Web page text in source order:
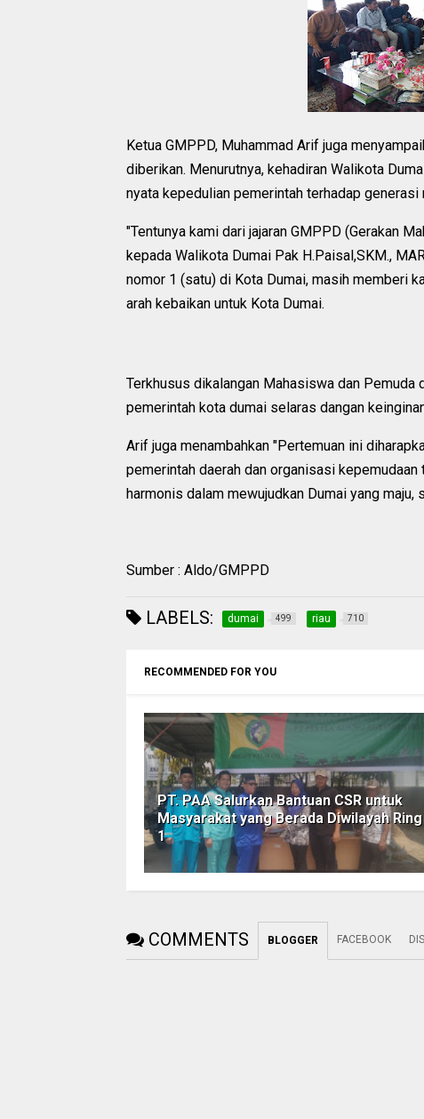
Ketua GMPPD, Muhammad Arif juga
diberikan. Menurutnya, kehadiran Walikota
nyata kepedulian pemerintah terhadap generasi
"Tentunya kami dari jajaran GMPPD (Gerakan
kepada Walikota Dumai Pak H.Paisal,SKM.,
nomor 1 (satu) di Kota Dumai, masih memberi
arah kebaikan untuk Kota Dumai.
Terkhusus dikalangan Mahasiswa dan
pemerintah kota dumai selaras dangan
Arif juga menambahkan "Pertemuan ini
pemerintah daerah dan organisasi
harmonis dalam mewujudkan Dumai yang maju,
Sumber : Aldo/GMPPD
LABELS: dumai 499 riau 710
RECOMMENDED FOR YOU
PT. PAA Salurkan Bantuan CSR untuk
Masyarakat yang Berada Diwilayah Ring
1
COMMENTS BLOGGER FACEBOOK